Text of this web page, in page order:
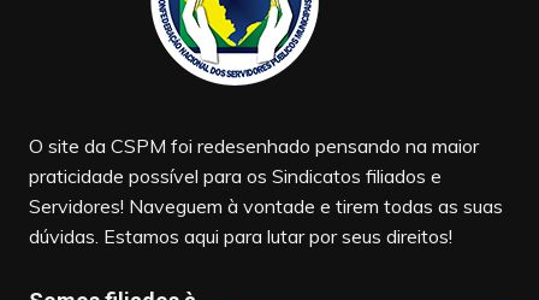
O site da CSPM foi redesenhado pensando na maior
praticidade possível para os Sindicatos filiados e
Servidores! Naveguem à vontade e tirem todas as suas
dúvidas. Estamos aqui para lutar por seus direitos!